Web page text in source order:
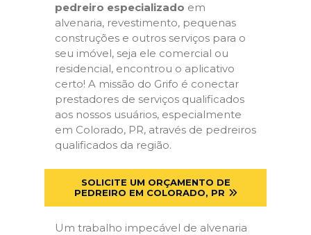
pedreiro especializado em
alvenaria, revestimento, pequenas
construções e outros serviços para o
seu imóvel, seja ele comercial ou
residencial, encontrou o aplicativo
certo! A missão do Grifo é conectar
prestadores de serviços qualificados
aos nossos usuários, especialmente
em Colorado, PR, através de pedreiros
qualificados da região.
SOLICITE UM ORÇAMENTO DE
PEDREIRO EM COLORADO, PR
Um trabalho impecável de alvenaria